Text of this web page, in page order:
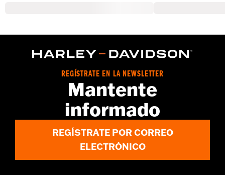
REGÍSTRATE EN LA NEWSLETTER
Mantente
informado
REGÍSTRATE POR CORREO
ELECTRÓNICO